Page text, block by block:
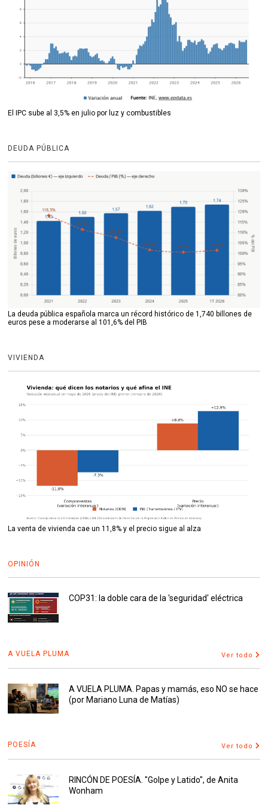
El IPC sube al 3,5% en julio por luz y combustibles
DEUDA PÚBLICA
La deuda pública española marca un récord histórico de 1,740 billones de
euros pese a moderarse al 101,6% del PIB
VIVIENDA
La venta de vivienda cae un 11,8% y el precio sigue al alza
OPINIÓN
COP31: la doble cara de la 'seguridad' eléctrica
A VUELA PLUMA Ver todo
A VUELA PLUMA. Papas y mamás, eso NO se hace
(por Mariano Luna de Matías)
POESÍA Ver todo
RINCÓN DE POESÍA. "Golpe y Latido", de Anita
Wonham